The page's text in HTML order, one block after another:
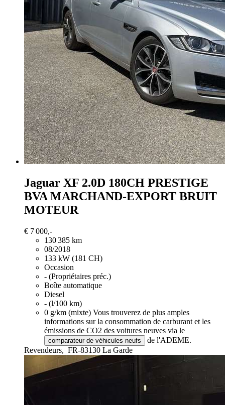
Jaguar XF 2.0D 180CH PRESTIGE
BVA MARCHAND-EXPORT BRUIT
MOTEUR
€ 7 000,-
130 385 km
08/2018
133 kW (181 CH)
Occasion
- (Propriétaires préc.)
Boîte automatique
Diesel
- (l/100 km)
0 g/km (mixte) Vous trouverez de plus amples
informations sur la consommation de carburant et les
émissions de CO2 des voitures neuves via le
comparateur de véhicules neufs
de l'ADEME.
Revendeurs, FR-83130 La Garde